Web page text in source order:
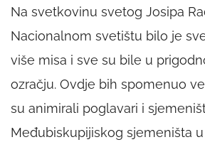
Na svetkovinu svetog Josipa
Nacionalnom svetištu bilo je
više misa i sve su bile u
ozračju. Ovdje bih spomenuo
su animirali poglavari i
Međubiskupijiskog sjemeništa